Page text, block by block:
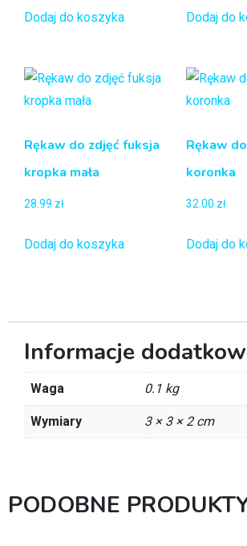
Dodaj do koszyka Dodaj do
Rękaw do zdjęć fuksja
kropka mała
28.99 zł
Dodaj do koszyka
Rękaw
koronka
32.00 zł
Dodaj do
Informacje
Waga 0.1 kg
Wymiary 3 × 3 × 2 cm
PODOBNE